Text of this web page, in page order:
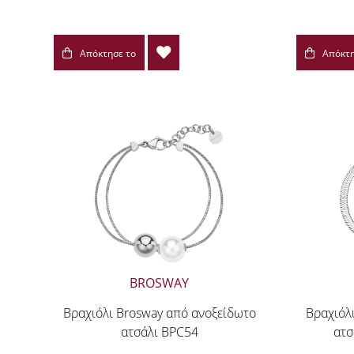
Απόκτησε το
BROSWAY
Βραχιόλι Brosway από ανοξείδωτο
ατσάλι BPC54